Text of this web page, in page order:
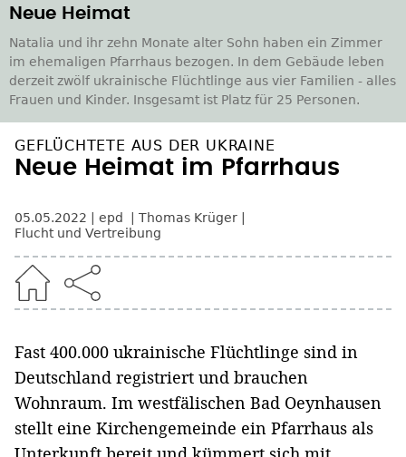
Neue Heimat
Natalia und ihr zehn Monate alter Sohn haben ein Zimmer
im ehemaligen Pfarrhaus bezogen. In dem Gebäude leben
derzeit zwölf ukrainische Flüchtlinge aus vier Familien - alles
Frauen und Kinder. Insgesamt ist Platz für 25 Personen.
GEFLÜCHTETE AUS DER UKRAINE
Neue Heimat im Pfarrhaus
05.05.2022 epd
Thomas Krüger
Flucht und Vertreibung
Fast 400.000 ukrainische Flüchtlinge sind in
Deutschland registriert und brauchen
Wohnraum. Im westfälischen Bad Oeynhausen
stellt eine Kirchengemeinde ein Pfarrhaus als